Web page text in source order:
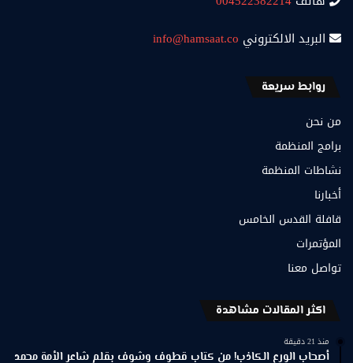
البريد الالكتروني info@hamsaat.co
روابط سريعة
من نحن
برامج المنظمة
نشاطات المنظمة
أخبارنا
قافلة القدس الخامس
المؤتمرات
تواصل معنا
اكثر المقالات مشاهدة
منذ 21 دقيقة
أصحاب الورع الكاذب! من كتاب قطوف وشوف بقلم شاعر الأمة محمد